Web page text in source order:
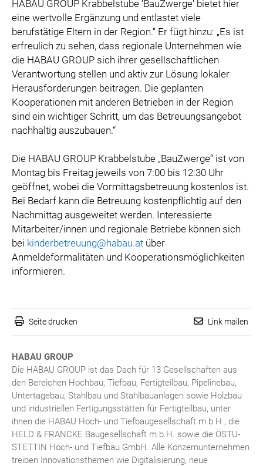
HABAU GROUP Krabbelstube ‘BauZwerge‘ bietet hier
eine wertvolle Ergänzung und entlastet viele
berufstätige Eltern in der Region.“ Er fügt hinzu: „Es ist
erfreulich zu sehen, dass regionale Unternehmen wie
die HABAU GROUP sich ihrer gesellschaftlichen
Verantwortung stellen und aktiv zur Lösung lokaler
Herausforderungen beitragen. Die geplanten
Kooperationen mit anderen Betrieben in der Region
sind ein wichtiger Schritt, um das Betreuungsangebot
nachhaltig auszubauen.“
Die HABAU GROUP Krabbelstube „BauZwerge“ ist von
Montag bis Freitag jeweils von 7:00 bis 12:30 Uhr
geöffnet, wobei die Vormittagsbetreuung kostenlos ist.
Bei Bedarf kann die Betreuung kostenpflichtig auf den
Nachmittag ausgeweitet werden. Interessierte
Mitarbeiter/innen und regionale Betriebe können sich
bei kinderbetreuung@habau.at über
Anmeldeformalitäten und Kooperationsmöglichkeiten
informieren.
Seite drucken Link mailen
HABAU GROUP
Die HABAU GROUP ist das Dach für 13 Gesellschaften aus
den Bereichen Hochbau, Tiefbau, Fertigteilbau, Pipelinebau,
Untertagebau, Stahlbau und Stahlbauanlagen sowie Holzbau
und industriellen Fertigungsstätten für Fertigteilbau, unter
ihnen die HABAU Hoch- und Tiefbaugesellschaft m.b.H., die
HELD & FRANCKE Baugesellschaft m.b.H. sowie die ÖSTU-
STETTIN Hoch- und Tiefbau GmbH. Alle Konzernunternehmen
treiben Innovationsthemen wie Digitalisierung, neue